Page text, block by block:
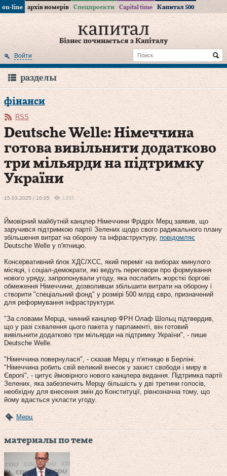
on-line архів номерів Спецпроекти Capital time Капитал 500
Бізнес починається з Капіталу
Войти
разделы
фінанси
RSS
Deutsche Welle: Німеччина
готова вивільнити додатково
три мільярди на підтримку
України
15.03.2025 / 10:05 1355
Ймовірний майбутній канцлер Німеччини Фрідріх Мерц заявив, що
заручився підтримкою партії Зелених щодо свого радикального плану
збільшення витрат на оборону та інфраструктуру, повідомляє
Deutsche Welle у п'ятницю.
Консервативний блок ХДС/ХСС, який переміг на виборах минулого
місяця, і соціал-демократи, які ведуть переговори про формування
нового уряду, запропонували угоду, яка послабить жорсткі боргові
обмеження Німеччини, дозволивши збільшити витрати на оборону і
створити "спеціальний фонд" у розмірі 500 млрд євро, призначений
для реформування інфраструктури.
"За словами Мерца, чинний канцлер ФРН Олаф Шольц підтвердив,
що у разі схвалення цього пакета у парламенті, він готовий
вивільнити додатково три мільярди на підтримку України", - пише
Deutsche Welle.
"Німеччина повернулася", - сказав Мерц у п'ятницю в Берліні.
"Німеччина робить свій великий внесок у захист свободи і миру в
Європі", - цитує ймовірного нового канцлера видання. Підтримка партії
Зелених, яка забезпечить Мерцу більшість у дві третини голосів,
необхідну для внесення змін до Конституції, рівнозначна тому, що
йому вдасться укласти угоду.
Мерц
материалы по теме